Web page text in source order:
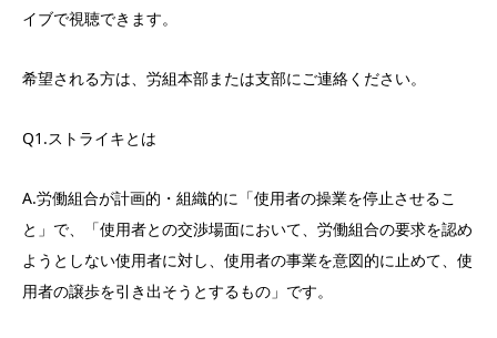
イブで視聴できます。
希望される方は、労組本部または支部にご連絡ください。
Q1.ストライキとは
A.労働組合が計画的・組織的に「使用者の操業を停止させるこ
と」で、「使用者との交渉場面において、労働組合の要求を認め
ようとしない使用者に対し、使用者の事業を意図的に止めて、使
用者の譲歩を引き出そうとするもの」です。